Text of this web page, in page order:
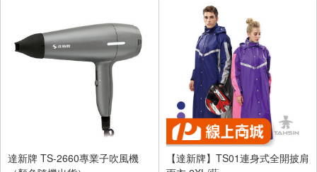
達新牌 TS-2660專業子吹風機
【達新牌】TS01連身式全開披肩